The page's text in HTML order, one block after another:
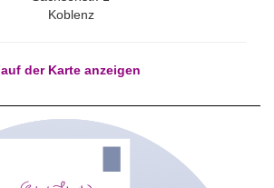
Koblenz
auf der Karte anzeigen